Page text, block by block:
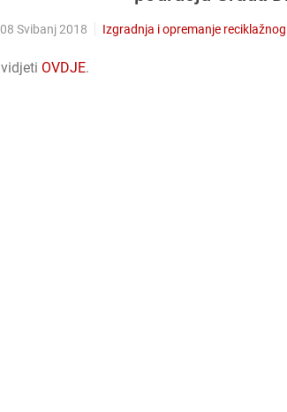
08 Svibanj 2018 Izgradnja i opremanje
OVDJE.